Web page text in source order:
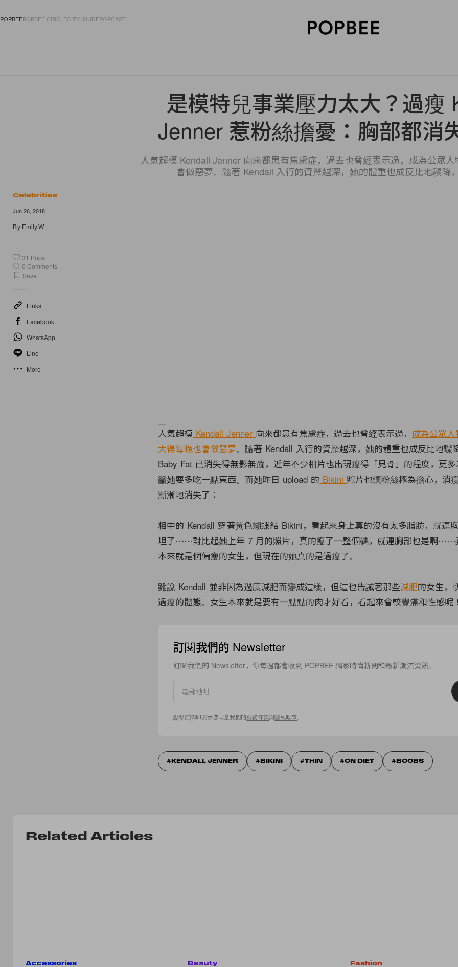
POPBEEPOPBEE CIRCLECITY GUIDEPOPCAST
是模特兒事業壓力太大？過瘦
Jenner 惹粉絲擔憂：胸部都
人氣超模 Kendall Jenner 向來都患有焦慮症，過去也曾經表示過，成為公眾
會做惡夢。隨著 Kendall 入行的資歷越深，她的體重也成反比地驟降
Celebrities
Jun 26, 2018
By Emily.W
31 Pops
0 Comments
Save
Links
Facebook
WhatsApp
Line
More
人氣超模 Kendall Jenner 向來都患有焦慮症，過去也曾經表示過， 成為公眾
大得每晚也會做惡夢。隨著 Kendall 入行的資歷越深，她的體重也成反比地驟
Baby Fat 已消失得無影無蹤，近年不少相片也出現瘦得「見骨」的程度，更
籲她要多吃一點東西。而她昨日 upload 的 Bikini 照片也讓粉絲極為擔心，消
漸漸地消失了：
相中的 Kendall 穿著黃色蝴蝶結 Bikini，看起來身上真的沒有太多脂肪，就連
坦了⋯⋯對比起她上年 7 月的照片，真的瘦了一整個碼，就連胸部也是啊⋯⋯
本來就是個偏瘦的女生，但現在的她真的是過瘦了。
雖說 Kendall 並非因為過度減肥而變成這樣，但這也告誡著那些減肥的女生，
過瘦的體態。女生本來就是要有一點點的肉才好看，看起來會較豐滿和性感呢
訂閱我們的 Newsletter
訂閱我們的 Newsletter，你每週都會收到 POPBEE 獨家時尚新聞和最新潮流資訊。
點擊訂閱即表示您同意我們的服務條款與隱私政策
KENDALL JENNER BIKINI THIN ON DIET BOOBS
Related Articles
Accessories Beauty Fashion